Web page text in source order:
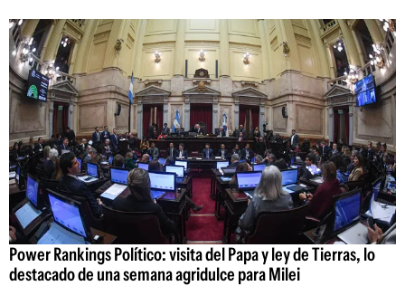
Power Rankings Político: visita del Papa y ley de Tierras, lo
destacado de una semana agridulce para Milei